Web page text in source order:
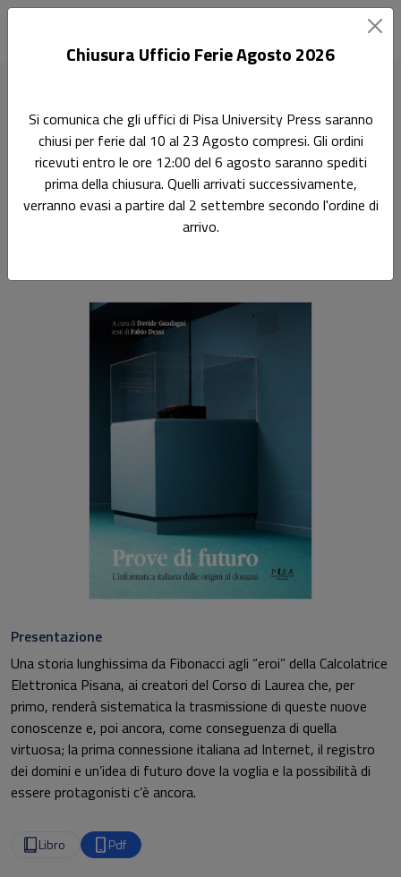
Terza Missione
Prove di futuro
L'informatica italiana dalle origini al domani
Presentazione
Una storia lunghissima da Fibonacci agli “eroi” della Calcolatrice
Elettronica Pisana, ai creatori del Corso di Laurea che, per
primo, renderà sistematica la trasmissione di queste nuove
conoscenze e, poi ancora, come conseguenza di quella
virtuosa; la prima connessione italiana ad Internet, il registro
dei domini e un’idea di futuro dove la voglia e la possibilità di
essere protagonisti c’è ancora.
Libro Pdf
Chiusura Ufficio Ferie Agosto 2026
Si comunica che gli uffici di Pisa University Press saranno
chiusi per ferie dal 10 al 23 Agosto compresi. Gli ordini
ricevuti entro le ore 12:00 del 6 agosto saranno spediti
prima della chiusura. Quelli arrivati successivamente,
verranno evasi a partire dal 2 settembre secondo l'ordine di
arrivo.